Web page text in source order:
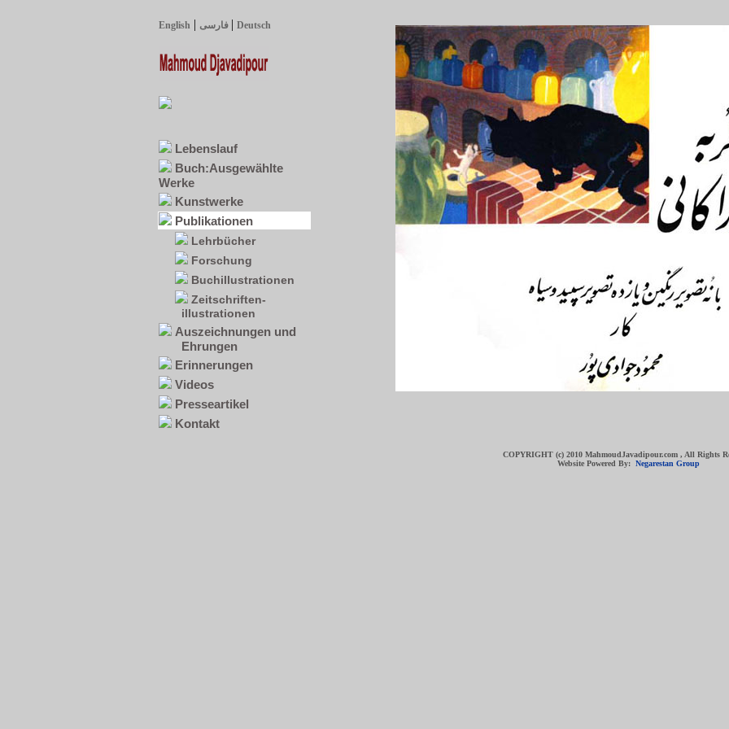
English | | Deutsch
Lebenslauf
Buch:Ausgewählte
Werke
Kunstwerke
Publikationen
Lehrbücher
Forschung
Buchillustrationen
Zeitschriften-
illustrationen
Auszeichnungen und
Ehrungen
Erinnerungen
Videos
Presseartikel
Kontakt
COPYRIGHT (c) 2010 MahmoudJavadipour.com , All Rights
Website Powered By: Negarestan Group